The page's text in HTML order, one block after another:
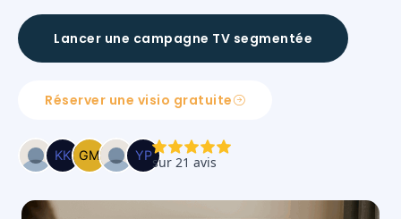
Lancer une campagne TV segmentée
Réserver une visio gratuite